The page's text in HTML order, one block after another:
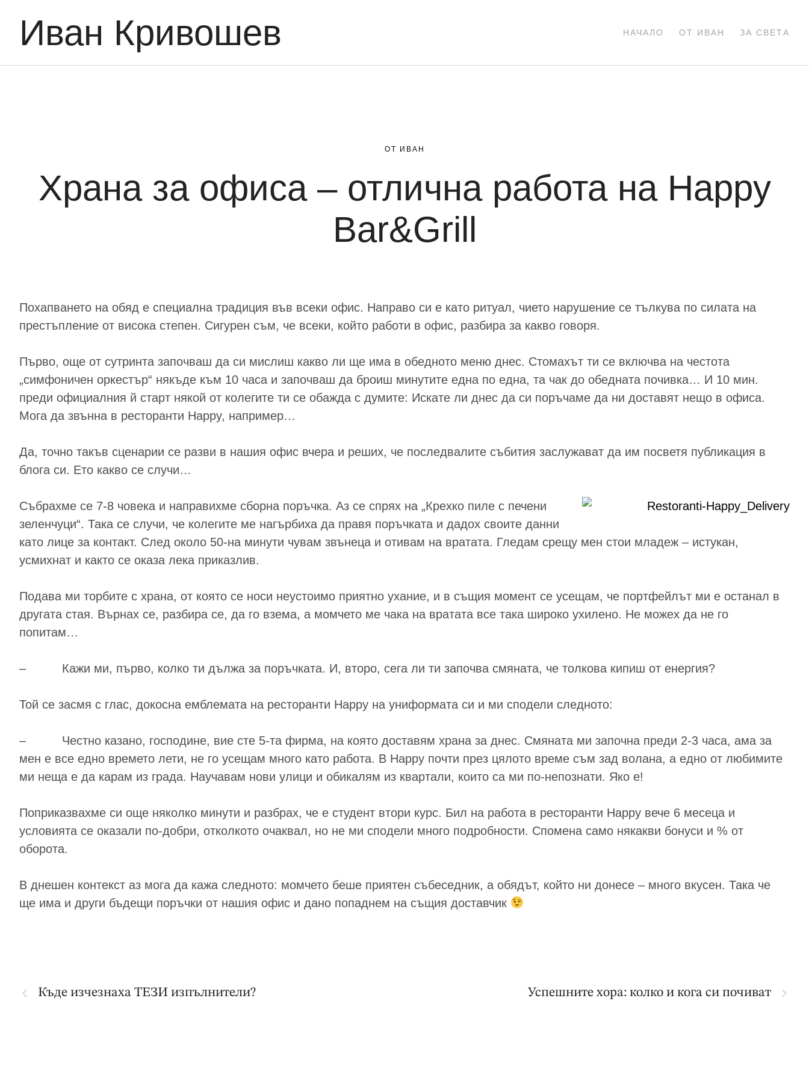
Иван Кривошев НАЧАЛО ОТ ИВАН ЗА СВЕТА
ОТ ИВАН
Храна за офиса – отлична работа на Happy
Bar&Grill
Похапването на обяд е специална традиция във всеки офис. Направо си е като ритуал, чието нарушение се тълкува по силата на
престъпление от висока степен. Сигурен съм, че всеки, който работи в офис, разбира за какво говоря.
Първо, още от сутринта започваш да си мислиш какво ли ще има в обедното меню днес. Стомахът ти се включва на честота
„симфоничен оркестър“ някъде към 10 часа и започваш да броиш минутите една по една, та чак до обедната почивка… И 10 мин.
преди официалния й старт някой от колегите ти се обажда с думите: Искате ли днес да си поръчаме да ни доставят нещо в офиса.
Мога да звънна в ресторанти Happy, например…
Да, точно такъв сценарии се разви в нашия офис вчера и реших, че последвалите събития заслужават да им посветя публикация в
блога си. Ето какво се случи…
Събрахме се 7-8 човека и направихме сборна поръчка. Аз се спрях на „Крехко пиле с печени
зеленчуци“. Така се случи, че колегите ме нагърбиха да правя поръчката и дадох своите данни
като лице за контакт. След около 50-на минути чувам звънеца и отивам на вратата. Гледам срещу мен стои младеж – истукан,
усмихнат и както се оказа лека приказлив.
Подава ми торбите с храна, от която се носи неустоимо приятно ухание, и в същия момент се усещам, че портфейлът ми е останал в
другата стая. Върнах се, разбира се, да го взема, а момчето ме чака на вратата все така широко ухилено. Не можех да не го
попитам…
– Кажи ми, първо, колко ти дължа за поръчката. И, второ, сега ли ти започва смяната, че толкова кипиш от енергия?
Той се засмя с глас, докосна емблемата на ресторанти Happy на униформата си и ми сподели следното:
– Честно казано, господине, вие сте 5-та фирма, на която доставям храна за днес. Смяната ми започна преди 2-3 часа, ама за
мен е все едно времето лети, не го усещам много като работа. В Happy почти през цялото време съм зад волана, а едно от любимите
ми неща е да карам из града. Научавам нови улици и обикалям из квартали, които са ми по-непознати. Яко е!
Поприказвахме си още няколко минути и разбрах, че е студент втори курс. Бил на работа в ресторанти Happy вече 6 месеца и
условията се оказали по-добри, отколкото очаквал, но не ми сподели много подробности. Спомена само някакви бонуси и % от
оборота.
В днешен контекст аз мога да кажа следното: момчето беше приятен събеседник, а обядът, който ни донесе – много вкусен. Така че
ще има и други бъдещи поръчки от нашия офис и дано попаднем на същия доставчик
Къде изчезнаха ТЕЗИ изпълнители? Успешните хора: колко и кога си почиват